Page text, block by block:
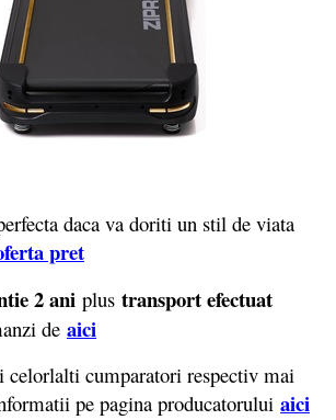
daca va doriti un stil de viata
pret
2 ani plus transport efectuat
de aici
cumparatori respectiv mai
pe pagina producatorului aici